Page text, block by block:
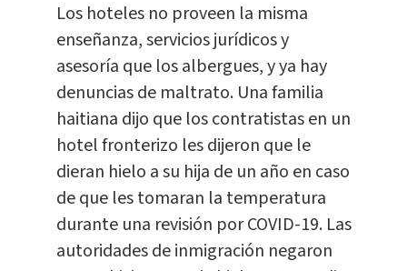
Los hoteles no proveen la misma
enseñanza, servicios jurídicos y
asesoría que los albergues, y ya hay
denuncias de maltrato. Una familia
haitiana dijo que los contratistas en un
hotel fronterizo les dijeron que le
dieran hielo a su hija de un año en caso
de que les tomaran la temperatura
durante una revisión por COVID-19. Las
autoridades de inmigración negaron